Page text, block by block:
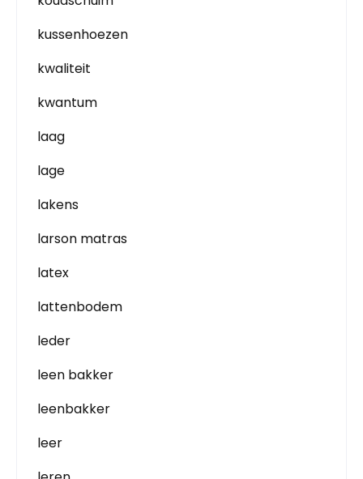
kussenhoezen
kwaliteit
kwantum
laag
lage
lakens
larson matras
latex
lattenbodem
leder
leen bakker
leenbakker
leer